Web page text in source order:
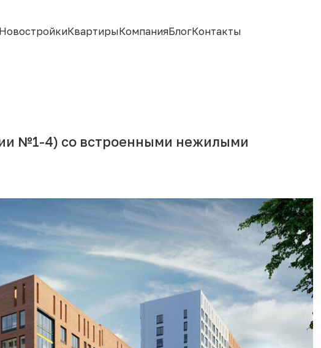
НовостройкиКвартирыКомпанияБлогКонтакты
№1-4) со встроенными нежилыми